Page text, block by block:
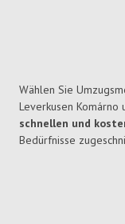
Wählen Sie
Leverkusen
schnellen und
Bedürfnisse